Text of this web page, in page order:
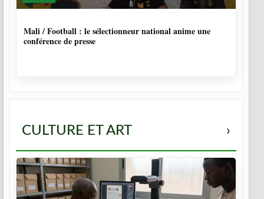
Mali / Football : le sélectionneur national anime une
conférence de presse
CULTURE ET ART ›